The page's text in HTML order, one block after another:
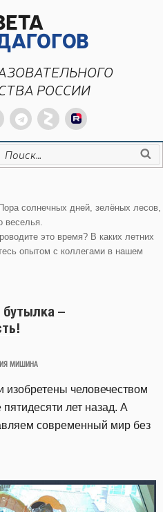
РОССИИ
Искать:
солнечных дней, зелёных лесов,
веселья.
это время? В каких летних
опытом с коллегами в нашем
бутылка –
МИШИНА
человечеством
лет назад. А
современный мир без